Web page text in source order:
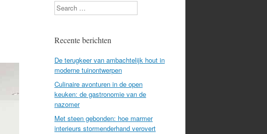
Search
Recente berichten
De terugkeer van ambachtelijk hout in
moderne tuinontwerpen
Culinaire avonturen in de open
keuken: de gastronomie van de
nazomer
Met steen gebonden: hoe marmer
interieurs stormenderhand verovert